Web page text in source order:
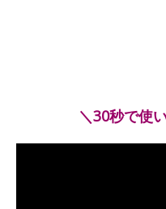
＼30秒で使